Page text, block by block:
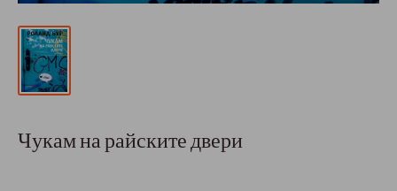
Чукам на райските двери